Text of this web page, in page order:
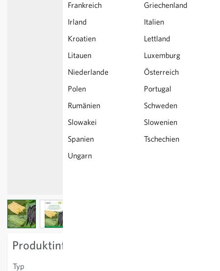
Frankreich
Griechenland
Irland
Italien
Kroatien
Lettland
Litauen
Luxemburg
Niederlande
Österreich
Polen
Portugal
Rumänien
Schweden
Slowakei
Slowenien
Spanien
Tschechien
Ungarn
View larger imageView larger image
Produktinformation
Typ